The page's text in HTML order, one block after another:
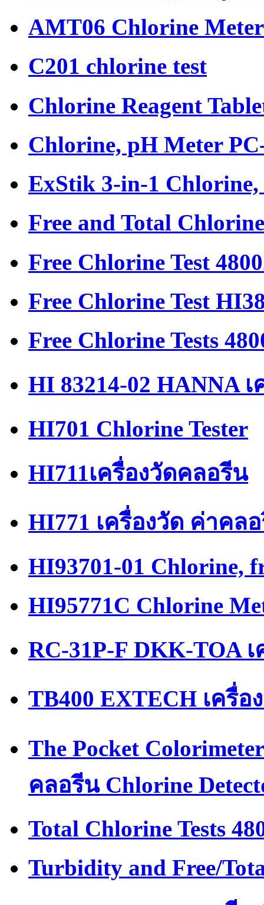
AMT06 Chlorine Meter
C201 chlorine test
Chlorine Reagent
Chlorine, pH Meter
ExStik 3-in-1 Chlorine,
Free and Total
Free Chlorine Test
Free Chlorine Test
Free Chlorine Tests
HI 83214-02 HANNA
HI701 Chlorine Tester
HI711เครื่องวัดคลอรีน
HI771 เครื่องวัด ค่าคล
HI93701-01 Chlorine,
HI95771C Chlorine
RC-31P-F DKK-TOA
TB400 EXTECH เครื่
The Pocket
คลอรีน Chlorine
Total Chlorine Tests
Turbidity and Free/